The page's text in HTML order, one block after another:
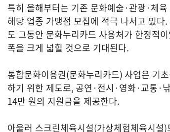
특히 올해부터는 기존 문화예술·관광·체
해당 업종 가맹점 모집에 적극 나서고 있다.
도 그동안 문화누리카드 사용처가 한정적
폭을 크게 넓힐 것으로 기대된다.
통합문화이용권(문화누리카드) 사업은 기
하기 위한 제도로, 공연·전시·영화·교통·
14만 원의 지원금을 제공한다.
아울러 스크린체육시설(가상체험체육시설)